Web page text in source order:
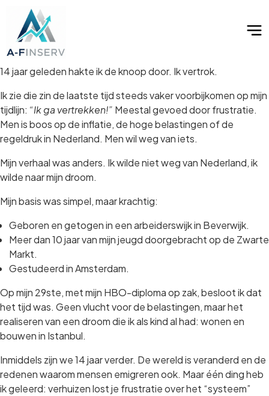
14 jaar geleden hakte ik de knoop door. Ik vertrok.
Ik zie die zin de laatste tijd steeds vaker voorbijkomen op mijn
tijdlijn: “Ik ga vertrekken!” Meestal gevoed door frustratie.
Men is boos op de inflatie, de hoge belastingen of de
regeldruk in Nederland. Men wil weg van iets.
Mijn verhaal was anders. Ik wilde niet weg van Nederland, ik
wilde naar mijn droom.
Mijn basis was simpel, maar krachtig:
Geboren en getogen in een arbeiderswijk in Beverwijk.
Meer dan 10 jaar van mijn jeugd doorgebracht op de Zwarte
Markt.
Gestudeerd in Amsterdam.
Op mijn 29ste, met mijn HBO-diploma op zak, besloot ik dat
het tijd was. Geen vlucht voor de belastingen, maar het
realiseren van een droom die ik als kind al had: wonen en
bouwen in Istanbul.
Inmiddels zijn we 14 jaar verder. De wereld is veranderd en de
redenen waarom mensen emigreren ook. Maar één ding heb
ik geleerd: verhuizen lost je frustratie over het “systeem”